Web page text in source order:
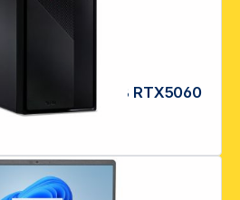
Acer Nitro N20-101 Core 5 16GB 512GB RTX5060